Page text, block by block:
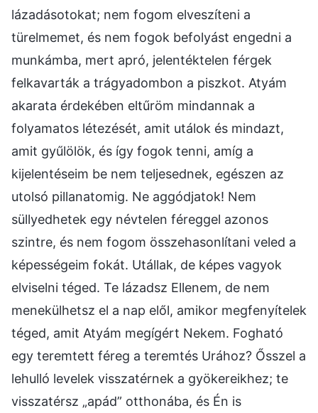
lázadásotokat; nem fogom elveszíteni a
türelmemet, és nem fogok befolyást engedni a
munkámba, mert apró, jelentéktelen férgek
felkavarták a trágyadombon a piszkot. Atyám
akarata érdekében eltűröm mindannak a
folyamatos létezését, amit utálok és mindazt,
amit gyűlölök, és így fogok tenni, amíg a
kijelentéseim be nem teljesednek, egészen az
utolsó pillanatomig. Ne aggódjatok! Nem
süllyedhetek egy névtelen féreggel azonos
szintre, és nem fogom összehasonlítani veled a
képességeim fokát. Utállak, de képes vagyok
elviselni téged. Te lázadsz Ellenem, de nem
menekülhetsz el a nap elől, amikor megfenyítelek
téged, amit Atyám megígért Nekem. Fogható
egy teremtett féreg a teremtés Urához? Ősszel a
lehulló levelek visszatérnek a gyökereikhez; te
visszatérsz „apád” otthonába, és Én is